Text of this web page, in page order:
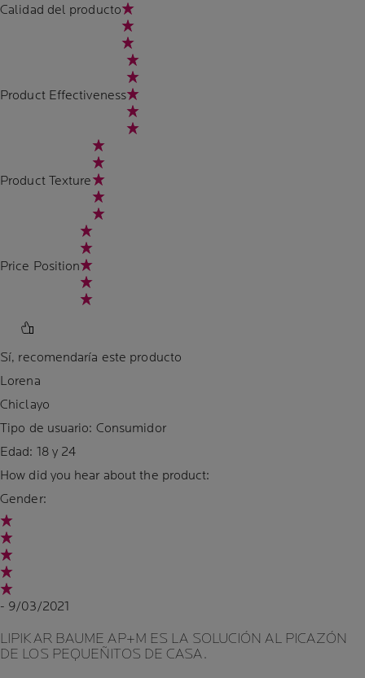
Calidad del producto
Product Effectiveness
Product Texture
Price Position
Sí, recomendaría este producto
Lorena
Chiclayo
Tipo de usuario: Consumidor
Edad: 18 y 24
How did you hear about the product:
Gender:
- 9/03/2021
LIPIKAR BAUME AP+M ES LA SOLUCIÓN AL PICAZÓN
DE LOS PEQUEÑITOS DE CASA.